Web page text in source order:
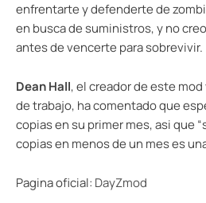
enfrentarte y defenderte de
en busca de suministros, y no
antes de vencerte para sobrevivir.
Dean Hall, el creador de este
de trabajo, ha comentado que
copias en su primer mes, asi que
copias en menos de un mes es
Pagina oficial: DayZmod